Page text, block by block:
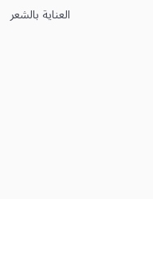
العناية بالشعر